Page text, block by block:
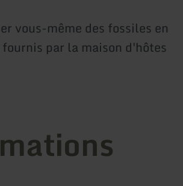
vous-même des fossiles en
par la maison d'hôtes